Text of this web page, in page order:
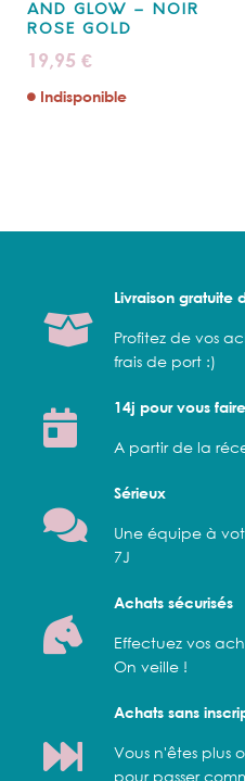
AND GLOW – NOIR
ROSE GOLD
19,95 €
Indisponible
Livraison gratuite
Profitez de vos
frais de port :)
14j pour vous
A partir de la
Sérieux
Une équipe à
7J
Achats sécurisés
Effectuez vos
On veille !
Achats sans
Vous n'êtes plus
pour passer